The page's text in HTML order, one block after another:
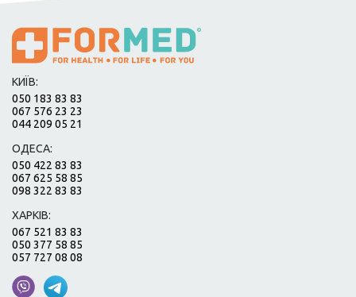
КИЇВ:
050 183 83 83
067 576 23 23
044 209 05 21
ОДЕСА:
050 422 83 83
067 625 58 85
098 322 83 83
ХАРКІВ:
067 521 83 83
050 377 58 85
057 727 08 08